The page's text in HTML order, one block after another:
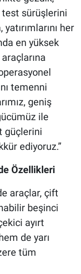
test sürüşlerini
her
en yüksek
temenni
geniş
ile
güçlerini
ediyoruz.”
Özellikleri
araçlar, çift
beşinci
ayırt
de yarı
tüm